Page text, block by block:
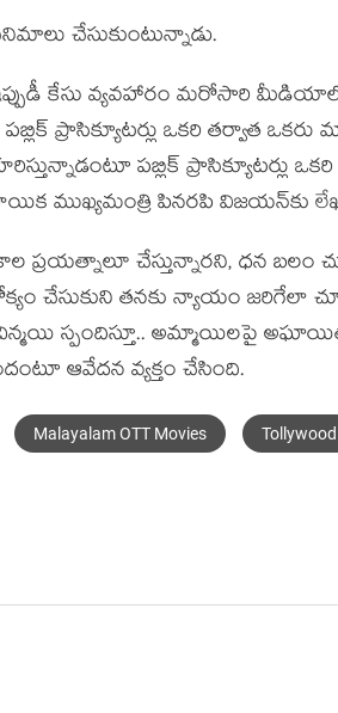
చేసుకుంటున్నాడు.
కేసు వ్య‌వ‌హారం మ‌రోసారి
ప్రాసిక్యూట‌ర్లు ఒక‌రి త‌ర్వాత
ప‌బ్లిక్ ప్రాసిక్యూట‌ర్లు
ముఖ్య‌మంత్రి పిన‌ర‌పి విజ‌య‌న్‌కు
ప్ర‌య‌త్నాలూ చేస్తున్నార‌ని, ధ‌న బ‌లం
చేసుకుని త‌న‌కు న్యాయం
స్పందిస్తూ.. అమ్మాయిల‌పై
ఆవేద‌న వ్య‌క్తం చేసింది.
Malayalam OTT Movies Tollywood